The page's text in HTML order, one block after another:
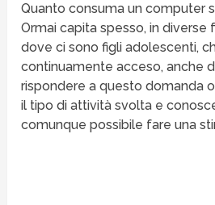
Quanto consuma un computer
Ormai capita spesso, in
dove ci sono figli adolescenti,
continuamente acceso, anche
rispondere a questo domanda
il tipo di attività svolta e
comunque possibile fare una